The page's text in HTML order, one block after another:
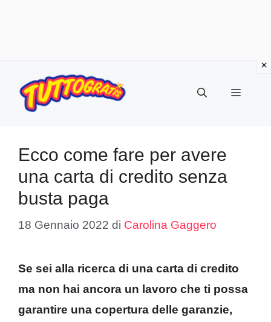
contenuto
Menu
Ecco come fare per avere
una carta di credito senza
busta paga
18 Gennaio 2022 di Carolina Gaggero
Se sei alla ricerca di una carta di credito
ma non hai ancora un lavoro che ti possa
garantire una copertura delle garanzie,